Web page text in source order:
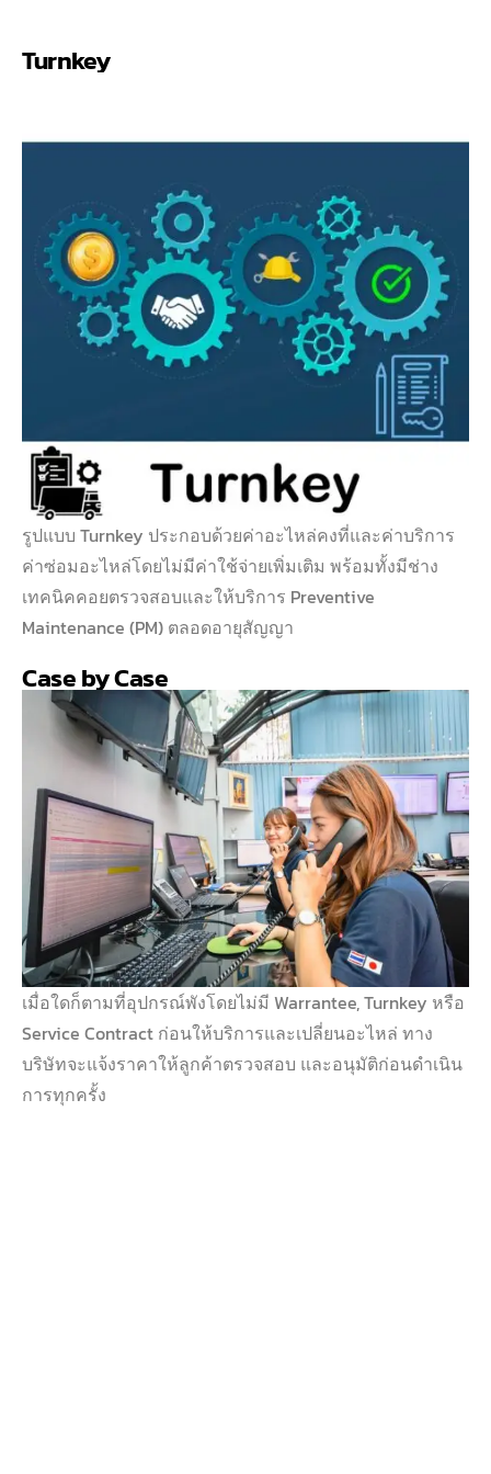
Turnkey
รูปแบบ Turnkey ประกอบด้วยค่าอะไหล่คงที่และค่าบริการ
ค่าซ่อมอะไหล่โดยไม่มีค่าใช้จ่ายเพิ่มเติม พร้อมทั้งมีช่าง
เทคนิคคอยตรวจสอบและให้บริการ Preventive
Maintenance (PM) ตลอดอายุสัญญา
Case by Case
เมื่อใดก็ตามที่อุปกรณ์พังโดยไม่มี Warrantee, Turnkey หรือ
Service Contract ก่อนให้บริการและเปลี่ยนอะไหล่ ทาง
บริษัทจะแจ้งราคาให้ลูกค้าตรวจสอบ และอนุมัติก่อนดำเนิน
การทุกครั้ง